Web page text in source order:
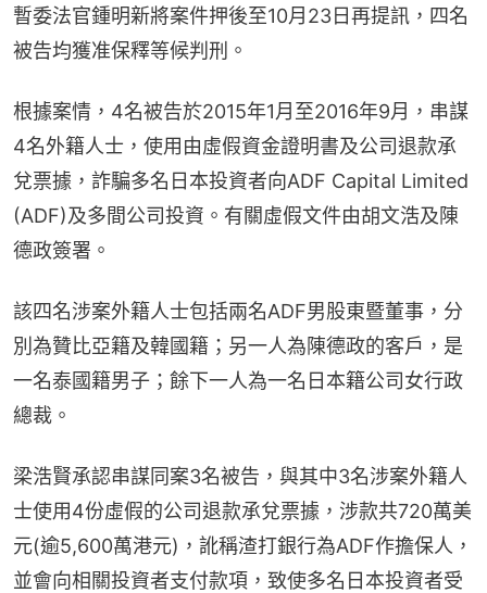
暫委法官鍾明新將案件押後至10月23日再提訊，四名
被告均獲准保釋等候判刑。
根據案情，4名被告於2015年1月至2016年9月，串謀
4名外籍人士，使用由虛假資金證明書及公司退款承
兌票據，詐騙多名日本投資者向ADF Capital Limited
(ADF)及多間公司投資。有關虛假文件由胡文浩及陳
德政簽署。
該四名涉案外籍人士包括兩名ADF男股東暨董事，分
別為贊比亞籍及韓國籍；另一人為陳德政的客戶，是
一名泰國籍男子；餘下一人為一名日本籍公司女行政
總裁。
梁浩賢承認串謀同案3名被告，與其中3名涉案外籍人
士使用4份虛假的公司退款承兌票據，涉款共720萬美
元(逾5,600萬港元)，訛稱渣打銀行為ADF作擔保人，
並會向相關投資者支付款項，致使多名日本投資者受